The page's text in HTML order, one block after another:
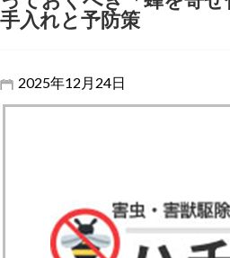
手入れと予防策
2025年12月24日